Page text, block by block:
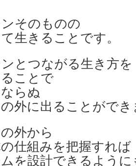
そのものの
生きることです。
とつながる生き方を
ことで
らぬ
外に出ることがで
外から
仕組みを把握すれば
を設計できるよう